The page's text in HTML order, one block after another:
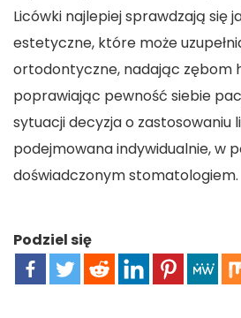
Licówki najlepiej sprawdzają się
estetyczne, które może
ortodontyczne, nadając zębom
poprawiając pewność siebie
sytuacji decyzja o zastosowaniu
podejmowana indywidualnie, w
doświadczonym stomatologiem.
Podziel się